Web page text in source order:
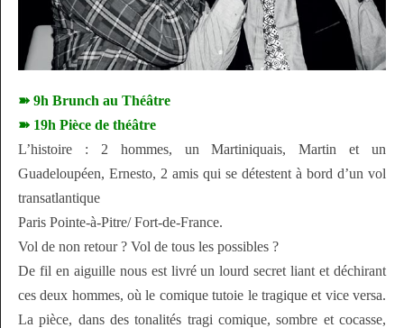
➽ 9h Brunch au Théâtre
➽ 19h Pièce de théâtre
L’histoire : 2 hommes, un Martiniquais, Martin et un
Guadeloupéen, Ernesto, 2 amis qui se détestent à bord d’un vol
transatlantique
Paris Pointe-à-Pitre/ Fort-de-France.
Vol de non retour ? Vol de tous les possibles ?
De fil en aiguille nous est livré un lourd secret liant et déchirant
ces deux hommes, où le comique tutoie le tragique et vice versa.
Lapièce, dans des tonalités tragi comique, sombre et cocasse,